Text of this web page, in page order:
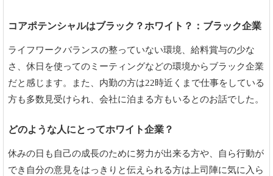
コアポテンシャルはブラック？ホワイト？：ブラック企業
ライフワークバランスの整っていない環境、給料賞与の少な
さ、休日を使ってのミーティングなどの環境からブラック企業
だと感じます。また、内勤の方は22時近くまで仕事をしている
方も多数見受けられ、会社に泊まる方もいるとのお話でした。
どのような人にとってホワイト企業？
休みの日も自己の成長のために努力が出来る方や、自ら行動が
でき自分の意見をはっきりと伝えられる方は上司陣に気に入ら